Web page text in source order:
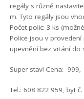
regály s různě
m. Tyto regály jsou
Počet polic: 3 ks
Police jsou v
upevnění bez vrtání do
Super stav! Cena: 999,-
Tel.: 608 822 959, byt č.